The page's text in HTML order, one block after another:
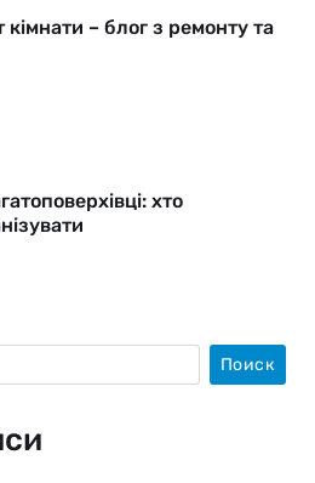
– блог з ремонту та
хто